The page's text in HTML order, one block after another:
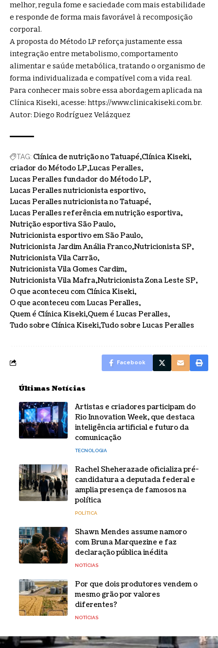
melhor, regula fome e saciedade com mais estabilidade
e responde de forma mais favorável à recomposição
corporal.
A proposta do Método LP reforça justamente essa
integração entre metabolismo, comportamento
alimentar e saúde metabólica, tratando o organismo de
forma individualizada e compatível com a vida real.
Para conhecer mais sobre essa abordagem aplicada na
Clínica Kiseki, acesse: https://www.clinicakiseki.com.br.
Autor: Diego Rodríguez Velázquez
TAG: Clínica de nutrição no Tatuapé Clínica Kiseki
criador do Método LP Lucas Peralles
Lucas Peralles fundador do Método LP
Lucas Peralles nutricionista esportivo
Lucas Peralles nutricionista no Tatuapé
Lucas Peralles referência em nutrição esportiva
Nutrição esportiva São Paulo
Nutricionista esportivo em São Paulo
Nutricionista Jardim Anália Franco Nutricionista SP
Nutricionista Vila Carrão
Nutricionista Vila Gomes Cardim
Nutricionista Vila Mafra Nutricionista Zona Leste SP
O que aconteceu com Clínica Kiseki
O que aconteceu com Lucas Peralles
Quem é Clínica Kiseki Quem é Lucas Peralles
Tudo sobre Clínica Kiseki Tudo sobre Lucas Peralles
Facebook
Últimas Notícias
Artistas e criadores participam do
Rio Innovation Week, que destaca
inteligência artificial e futuro da
comunicação
TECNOLOGIA
Rachel Sheherazade oficializa pré-
candidatura a deputada federal e
amplia presença de famosos na
política
POLÍTICA
Shawn Mendes assume namoro
com Bruna Marquezine e faz
declaração pública inédita
NOTÍCIAS
Por que dois produtores vendem o
mesmo grão por valores
diferentes?
NOTÍCIAS